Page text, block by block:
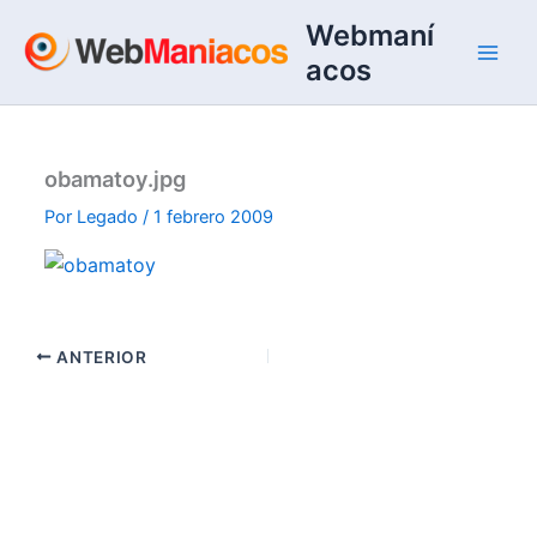
contenido
Webmaní
acos
obamatoy.jpg
Por Legado/1 febrero 2009
ANTERIOR